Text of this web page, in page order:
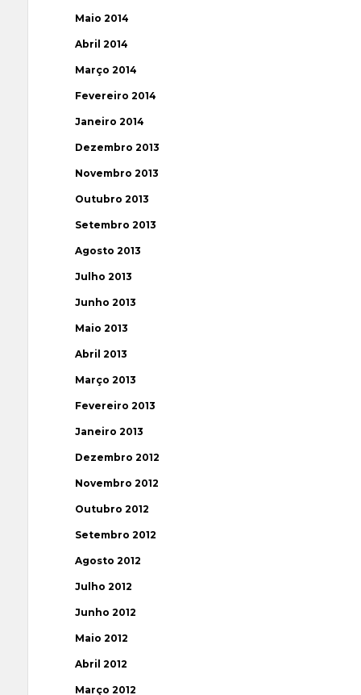
Maio 2014
Abril 2014
Março 2014
Fevereiro 2014
Janeiro 2014
Dezembro 2013
Novembro 2013
Outubro 2013
Setembro 2013
Agosto 2013
Julho 2013
Junho 2013
Maio 2013
Abril 2013
Março 2013
Fevereiro 2013
Janeiro 2013
Dezembro 2012
Novembro 2012
Outubro 2012
Setembro 2012
Agosto 2012
Julho 2012
Junho 2012
Maio 2012
Abril 2012
Março 2012